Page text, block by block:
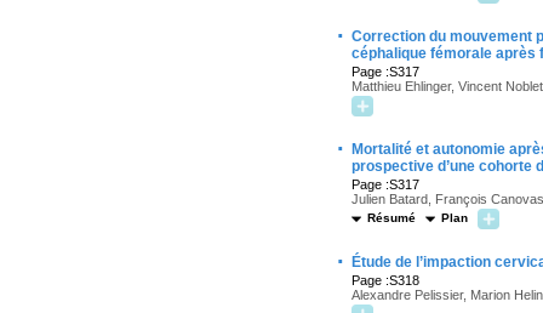
· Correction du mouvement
céphalique fémorale après
Page :S317
Matthieu Ehlinger, Vincent
·
Mortalité et autonomie
prospective d’une cohorte
Page :S317
Julien Batard, François
Résumé Plan
· Étude de l’impaction
Page :S318
Alexandre Pelissier, Marion